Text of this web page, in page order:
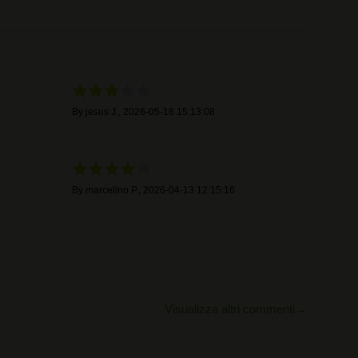
jesus J. 2026-05-18 15:13:08
marcelino P. 2026-04-13 12:15:16